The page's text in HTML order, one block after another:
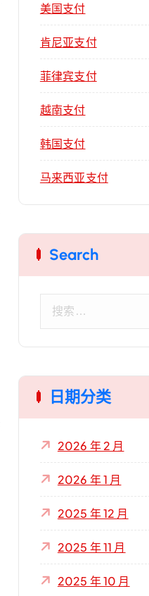
美国支付
肯尼亚支付
菲律宾支付
越南支付
韩国支付
马来西亚支付
Search
日期分类
2026 年 2 月
2026 年 1 月
2025 年 12 月
2025 年 11 月
2025 年 10 月